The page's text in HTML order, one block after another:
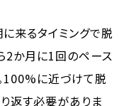
来るタイミングで脱
2か月に1回のペース
100%に近づけて脱
返す必要がありま